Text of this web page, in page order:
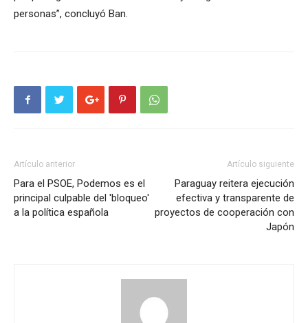
personas”, concluyó Ban.
Artículo anterior
Para el PSOE, Podemos es el
principal culpable del 'bloqueo'
a la política española
Artículo siguiente
Paraguay reitera ejecución
efectiva y transparente de
proyectos de cooperación con
Japón